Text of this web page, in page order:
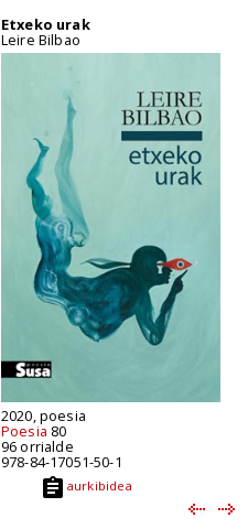
Etxeko urak
Leire Bilbao
2020, poesia
Poesia 80
96 orrialde
978-84-17051-50-1
aurkibidea